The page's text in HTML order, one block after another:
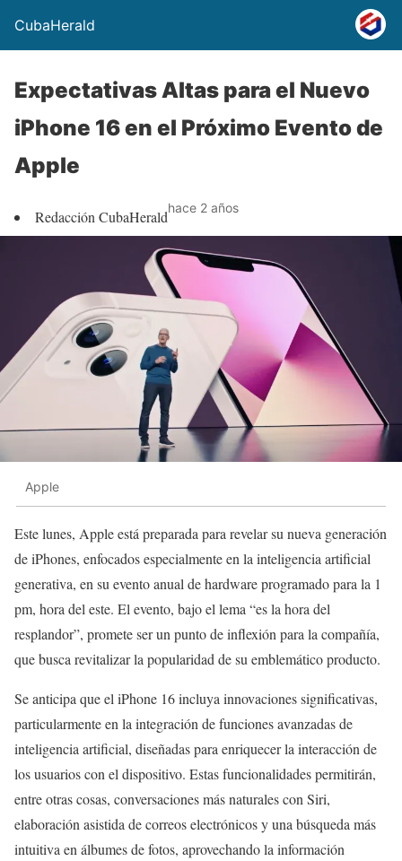
CubaHerald
Expectativas Altas para el Nuevo
iPhone 16 en el Próximo Evento de
Apple
Redacción CubaHeraldhace 2 años
Apple
Este lunes, Apple está preparada para revelar su nueva generación
de iPhones, enfocados especialmente en la inteligencia artificial
generativa, en su evento anual de hardware programado para la 1
pm, hora del este. El evento, bajo el lema “es la hora del
resplandor”, promete ser un punto de inflexión para la compañía,
que busca revitalizar la popularidad de su emblemático producto.
Se anticipa que el iPhone 16 incluya innovaciones significativas,
particularmente en la integración de funciones avanzadas de
inteligencia artificial, diseñadas para enriquecer la interacción de
los usuarios con el dispositivo. Estas funcionalidades permitirán,
entre otras cosas, conversaciones más naturales con Siri,
elaboración asistida de correos electrónicos y una búsqueda más
intuitiva en álbumes de fotos, aprovechando la información